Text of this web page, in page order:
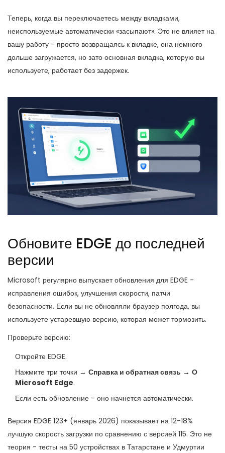
Теперь, когда вы переключаетесь между вкладками,
неиспользуемые автоматически «засыпают». Это не влияет на
вашу работу - просто возвращаясь к вкладке, она немного
дольше загружается, но зато основная вкладка, которую вы
используете, работает без задержек.
Обновите EDGE до последней
версии
Microsoft регулярно выпускает обновления для EDGE -
исправления ошибок, улучшения скорости, патчи
безопасности. Если вы не обновляли браузер полгода, вы
используете устаревшую версию, которая может тормозить.
Проверьте версию:
Откройте EDGE.
Нажмите три точки → Справка и обратная связь → О
Microsoft Edge.
Если есть обновление - оно начнется автоматически.
Версия EDGE 123+ (январь 2026) показывает на 12-18%
лучшую скорость загрузки по сравнению с версией 115. Это не
теория - тесты на 50 устройствах в Татарстане и Удмуртии